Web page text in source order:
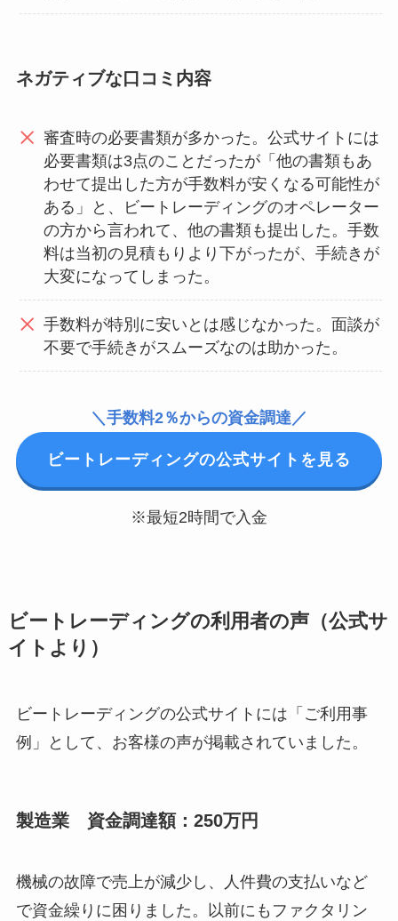
ネガティブな口コミ内容
審査時の必要書類が多かった。公式サイトには
必要書類は3点のことだったが「他の書類もあ
わせて提出した方が手数料が安くなる可能性が
ある」と、ビートレーディングのオペレーター
の方から言われて、他の書類も提出した。手数
料は当初の見積もりより下がったが、手続きが
大変になってしまった。
手数料が特別に安いとは感じなかった。面談が
不要で手続きがスムーズなのは助かった。
＼手数料2％からの資金調達／
ビートレーディングの公式サイトを見る
※最短2時間で入金
ビートレーディングの利用者の声（公式サ
イトより）
ビートレーディングの公式サイトには「ご利用事
例」として、お客様の声が掲載されていました。
製造業 資金調達額：250万円
機械の故障で売上が減少し、人件費の支払いなど
で資金繰りに困りました。以前にもファクタリン